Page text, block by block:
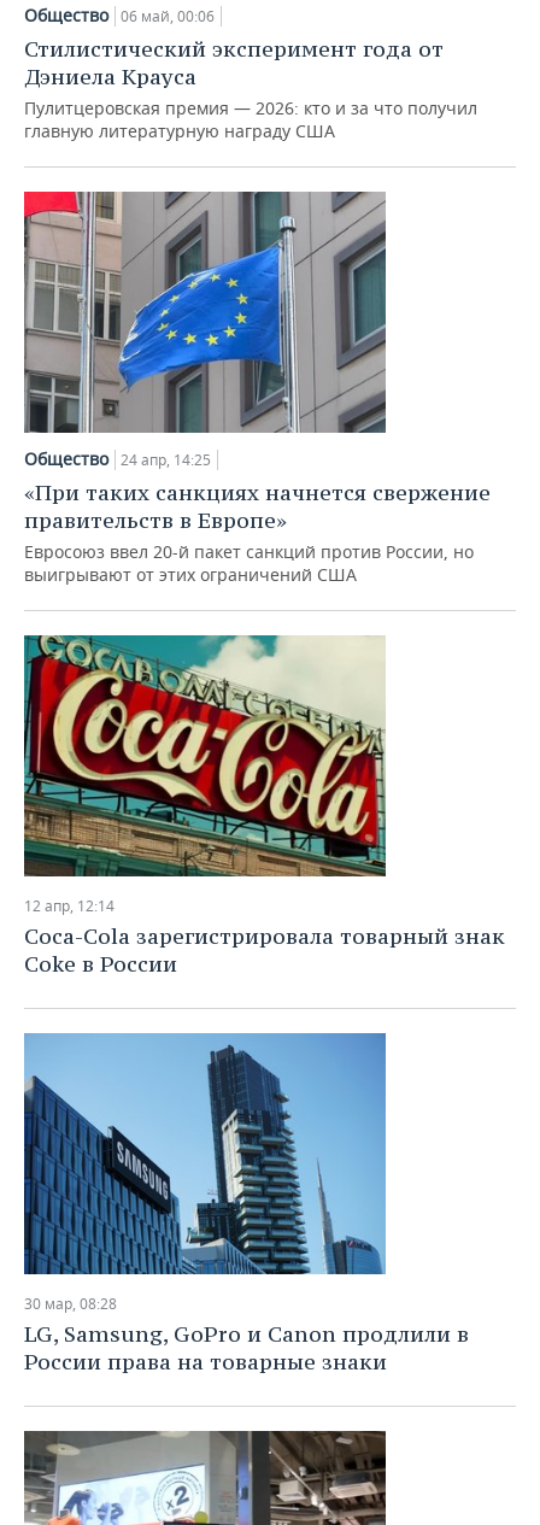
НЕФТЕХИМИЯ
НЕФТЬ
ОПК
ЭНЕРГЕТИКА
РОЗНИЧНАЯ ТОРГОВЛЯ
ТРАНСПОРТ
НОВОСТИ ТЕХНОЛОГИЙ
IT
ТЕЛЕКОММУНИКАЦИИ
МЕРОПРИЯТИЯ
НОВОСТИ МЕРОПРИЯТИЙ
БИЗНЕС-БРАНЧИ
ONLINE-КОНФЕРЕНЦИИ
ОТКРЫТАЯ ЛЕКЦИЯ
СПОРТ
ФУТБОЛ
ХОККЕЙ
БАСКЕТБОЛ
ВОЛЕЙБОЛ
КИБЕРСПОРТ
ФИГУРНОЕ КАТАНИЕ
ВОДНЫЕ ВИДЫ СПОРТА
НОВОСТИ ОБЩЕСТВА
ВЛАСТЬ
ИНФРАСТРУКТУРА
ИСТОРИЯ
КУЛЬТУРА
МЕДИЦИНА
ОБРАЗОВАНИЕ
ФОТОГАЛЕРЕЯ
СЮЖЕТЫ
СПРАВОЧНИК
СПИСОК ПЕРСОН
СПИСОК КОМПАНИЙ
ПОЛНАЯ ВЕРСИЯ
Общество 06 май, 00:06
Стилистический эксперимент года от
Дэниела Крауса
Пулитцеровская премия — 2026: кто и за что получил
главную литературную награду США
Общество 24 апр, 14:25
«При таких санкциях начнется свержение
правительств в Европе»
Евросоюз ввел 20-й пакет санкций против России, но
выигрывают от этих ограничений США
12 апр, 12:14
Coca-Cola зарегистрировала товарный знак
Coke в России
30 мар, 08:28
LG, Samsung, GoPro и Canon продлили в
России права на товарные знаки